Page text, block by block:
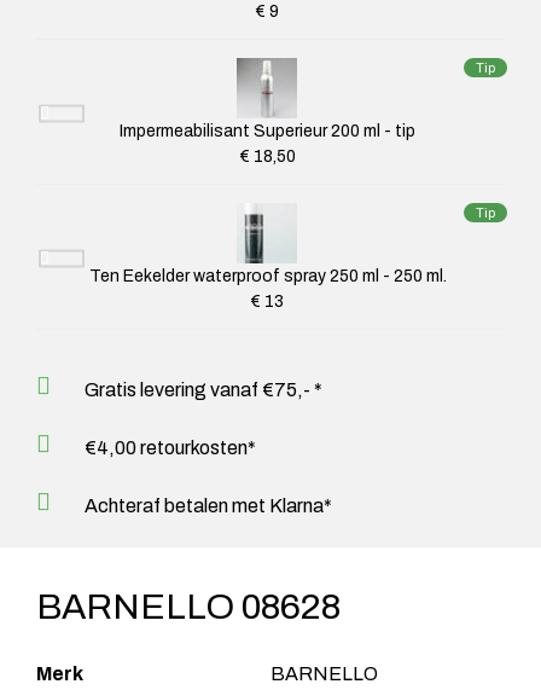
€ 9
Tip
Impermeabilisant Superieur 200 ml - tip
€ 18,50
Tip
Ten Eekelder waterproof spray 250 ml - 250 ml.
€ 13
Gratis levering vanaf €75,- *
€4,00 retourkosten*
Achteraf betalen met Klarna*
BARNELLO 08628
Merk BARNELLO